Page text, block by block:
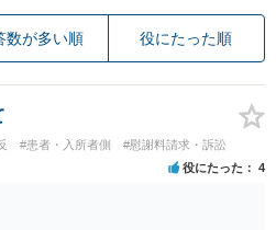
数が多い順 役にたった順
#患者・入所者側 #慰謝料請求・訴訟
役にたった 4